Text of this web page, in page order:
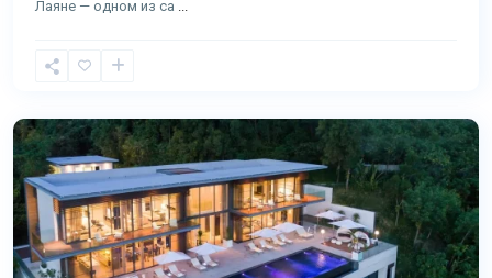
Лаяне — одном из са ...
Панва
,